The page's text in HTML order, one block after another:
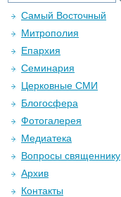
Самый Восточный
Митрополия
Епархия
Семинария
Церковные СМИ
Блогосфера
Фотогалерея
Медиатека
Вопросы священнику
Архив
Контакты